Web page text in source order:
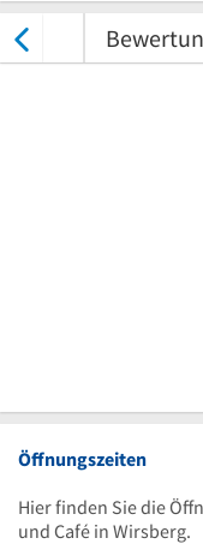
Öffnungszeiten
Hier finden Sie die
und Café in Wirsberg.